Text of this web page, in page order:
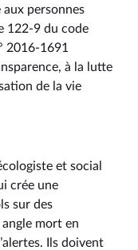
aux personnes
122‑9 du code
2016‑1691
à la lutte
de la vie
et social
crée une
sur des
mort en
Ils doivent